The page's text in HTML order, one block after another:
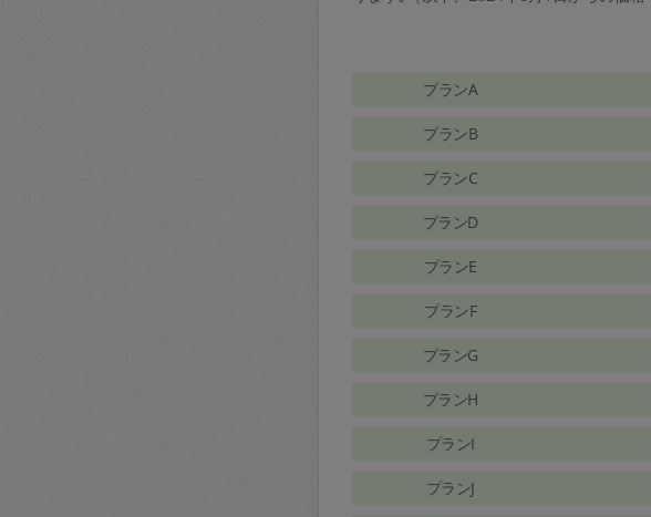
プランA
プランB
プランC
プランD
プランE
プランF
プランG
プランH
プランI
プランJ